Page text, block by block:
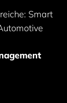
Smart